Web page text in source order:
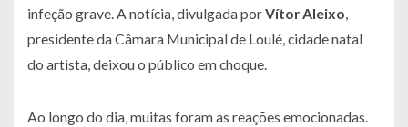
infeção grave. A notícia, divulgada porVítor Aleixo,
presidente da Câmara Municipal de Loulé, cidade natal
do artista, deixou o público em choque.
Ao longo do dia, muitas foram as reações emocionadas.